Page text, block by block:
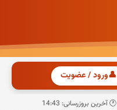
👤ورود / عضویت
🕐 آخرین بروزرسانی: 14:43